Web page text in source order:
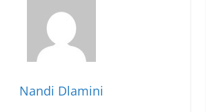
Nandi Dlamini